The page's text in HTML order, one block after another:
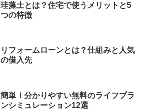
珪藻土とは？住宅で使うメリットと5
つの特徴
リフォームローンとは？仕組みと人気
の借入先
簡単！分かりやすい無料のライフプラ
ンシミュレーション12選